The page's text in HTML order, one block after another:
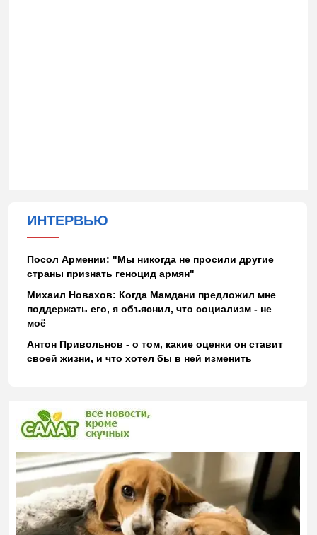
ИНТЕРВЬЮ
Посол Армении: "Мы никогда не просили другие
страны признать геноцид армян"
Михаил Новахов: Когда Мамдани предложил мне
поддержать его, я объяснил, что социализм - не
моё
Антон Привольнов - о том, какие оценки он ставит
своей жизни, и что хотел бы в ней изменить